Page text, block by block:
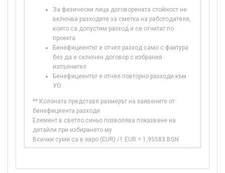
За физически лица договорената стойност не
включва разходите за сметка на работодателя,
които са допустим разход и се отчитат по
проекта
Бенефициентът е отчел разход само с фактура
без да е сключен договор с избрания
изпълнител
Бенефициентът е отчел повторно разходи към
УО
** Колоната представя размерът на заявените от
бенефициента разходи
Елемент в светло синьо позволява показване на
детайли при избирането му
Всички суми са в евро (EUR) /1 EUR = 1,95583 BGN